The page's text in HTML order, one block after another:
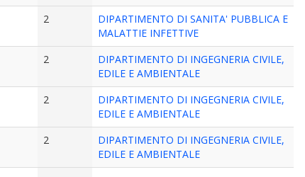
2
DIPARTIMENTO DI SANITA' PUBBLICA E
MALATTIE INFETTIVE
2
DIPARTIMENTO DI INGEGNERIA CIVILE,
EDILE E AMBIENTALE
2
DIPARTIMENTO DI INGEGNERIA CIVILE,
EDILE E AMBIENTALE
2
DIPARTIMENTO DI INGEGNERIA CIVILE,
EDILE E AMBIENTALE